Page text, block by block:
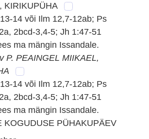
KIRIKUPÜHA
14 või Ilm 12,7-12ab; Ps
2bcd-3,4-5; Jh 1:47-51
ma mängin Issandale.
P. PEAINGEL MIIKAEL,
14 või Ilm 12,7-12ab; Ps
2bcd-3,4-5; Jh 1:47-51
ma mängin Issandale.
KOGUDUSE PÜHAKUPÄEV